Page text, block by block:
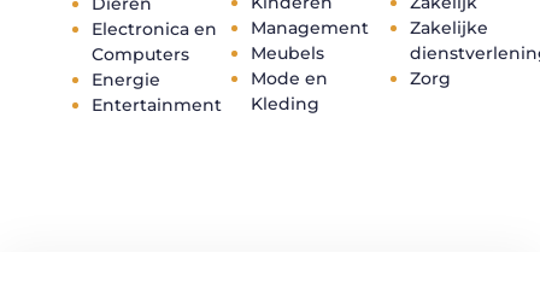
Electronica en
Computers
Energie
Entertainment
Management
Meubels
Mode en
Kleding
Zakelijke
Zorg